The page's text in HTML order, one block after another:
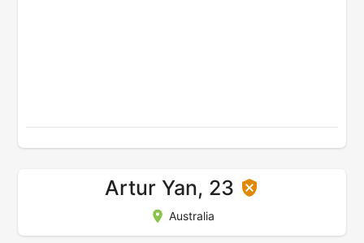
Artur Yan, 23
Australia